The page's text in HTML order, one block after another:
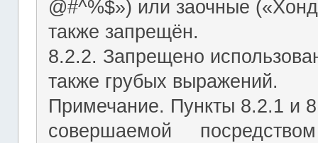
@#^%$») или заочные
также запрещён.
8.2.2. Запрещено
также грубых выражений.
Примечание. Пункты 8.2.1 и
совершаемой